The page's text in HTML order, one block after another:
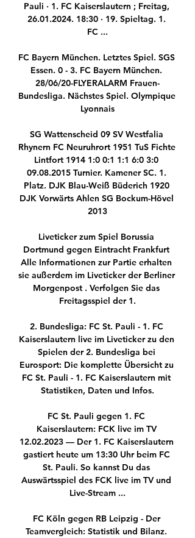
Pauli · 1. FC Kaiserslautern ; Freitag,
26.01.2024. 18:30 · 19. Spieltag. 1.
FC ...
FC Bayern München. Letztes Spiel. SGS
Essen. 0 - 3. FC Bayern München.
28/06/20-FLYERALARM Frauen-
Bundesliga. Nächstes Spiel. Olympique
Lyonnais
SG Wattenscheid 09 SV Westfalia
Rhynern FC Neuruhrort 1951 TuS Fichte
Lintfort 1914 1:0 0:1 1:1 6:0 3:0
09.08.2015 Turnier. Kamener SC. 1.
Platz. DJK Blau-Weiß Büderich 1920
DJK Vorwärts Ahlen SG Bockum-Hövel
2013
Liveticker zum Spiel Borussia
Dortmund gegen Eintracht Frankfurt
Alle Informationen zur Partie erhalten
sie außerdem im Liveticker der Berliner
Morgenpost . Verfolgen Sie das
Freitagsspiel der 1.
2. Bundesliga: FC St. Pauli - 1. FC
Kaiserslautern live im Liveticker zu den
Spielen der 2. Bundesliga bei
Eurosport: Die komplette Übersicht zu
FC St. Pauli - 1. FC Kaiserslautern mit
Statistiken, Daten und Infos.
FC St. Pauli gegen 1. FC
Kaiserslautern: FCK live im TV
12.02.2023 — Der 1. FC Kaiserslautern
gastiert heute um 13:30 Uhr beim FC
St. Pauli. So kannst Du das
Auswärtsspiel des FCK live im TV und
Live-Stream ...
FC Köln gegen RB Leipzig - Der
Teamvergleich: Statistik und Bilanz.